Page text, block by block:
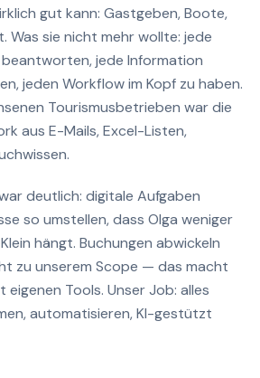
gut kann: Gastgeben, Boote,
Was sie nicht mehr wollte: jede
jede Information
jeden Workflow im Kopf zu haben.
Tourismusbetrieben war die
aus E-Mails, Excel-Listen,
deutlich: digitale Aufgaben
so umstellen, dass Olga weniger
hängt. Buchungen abwickeln
zu unserem Scope — das macht
eigenen Tools. Unser Job: alles
automatisieren, KI-gestützt